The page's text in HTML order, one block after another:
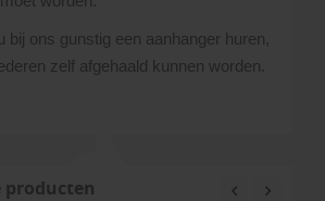
bij ons gunstig een aanhanger huren,
zelf afgehaald kunnen worden.
producten